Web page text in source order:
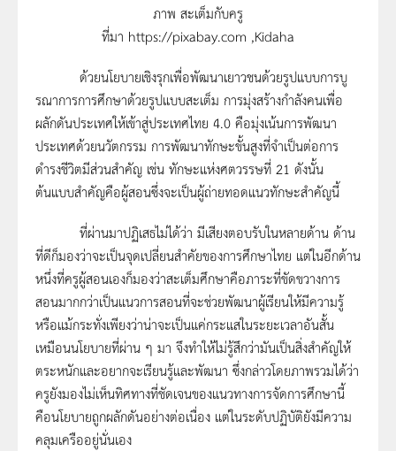
ภาพ สะเต็มกับครู
ที่มา https://pixabay.com ,Kidaha
ด้วยนโยบายเชิงรุกเพื่อพัฒนาเยาวชนด้วยรูปแบบการบู
รณาการการศึกษาด้วยรูปแบบสะเต็ม การมุ่งสร้างกำลังคนเพื่อ
ผลักดันประเทศให้เข้าสู่ประเทศไทย 4.0 คือมุ่งเน้นการพัฒนา
ประเทศด้วยนวัตกรรม การพัฒนาทักษะขั้นสูงที่จำเป็นต่อการ
ดำรงชีวิตมีส่วนสำคัญ เช่น ทักษะแห่งศตวรรษที่ 21 ดังนั้น
ต้นแบบสำคัญคือผู้สอนซึ่งจะเป็นผู้ถ่ายทอดแนวทักษะสำคัญนี้
ที่ผ่านมาปฏิเสธไม่ได้ว่า มีเสียงตอบรับในหลายด้าน ด้าน
ที่ดีก็มองว่าจะเป็นจุดเปลี่ยนสำคัยของการศึกษาไทย แต่ในอีกด้าน
หนึ่งที่ครูผู้สอนเองก็มองว่าสะเต็มศึกษาคือภาระที่ขัดขวางการ
สอนมากกว่าเป็นแนวการสอนที่จะช่วยพัฒนาผู้เรียนให้มีความรู้
หรือแม้กระทั่งเพียงว่าน่าจะเป็นแค่กระแสในระยะเวลาอันสั้น
เหมือนนโยบายที่ผ่าน ๆ มา จึงทำให้ไม่รู้สึกว่ามันเป็นสิ่งสำคัญให้
ตระหนักและอยากจะเรียนรู้และพัฒนา ซึ่งกล่าวโดยภาพรวมได้ว่า
ครูยังมองไม่เห็นทิศทางที่ชัดเจนของแนวทางการจัดการศึกษานี้
คือนโยบายถูกผลักดันอย่างต่อเนื่อง แต่ในระดับปฏิบัติยังมีความ
คลุมเครืออยู่นั่นเอง